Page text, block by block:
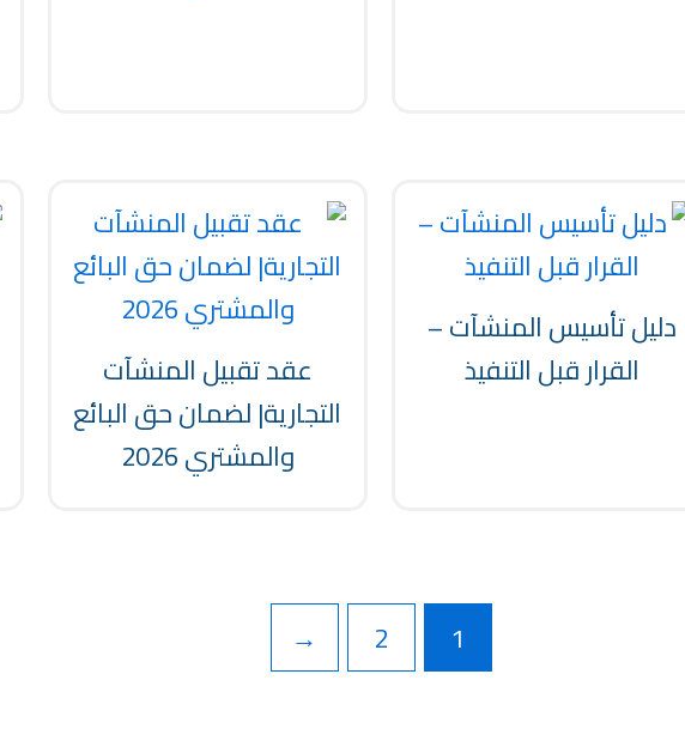
دليل تأسيس المنشآت –
القرار قبل التنفيذ
عقد تقبيل المنشآت
التجارية| لضمان حق البائع
والمشتري 2026
1
2
←